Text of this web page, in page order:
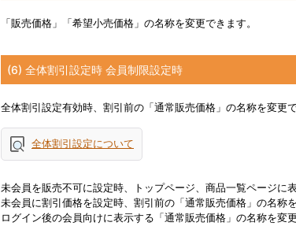
「販売価格」「希望小売価格」の名称を変更できます。
(6) 全体割引設定時 会員制限設定時
全体割引設定有効時、割引前の「通常販売価格」の名称を変更
全体割引設定について
未会員を販売不可に設定時、トップページ、商品一覧ページに
未会員に割引価格を設定時、割引前の「通常販売価格」の名称
ログイン後の会員向けに表示する「通常販売価格」の名称を変